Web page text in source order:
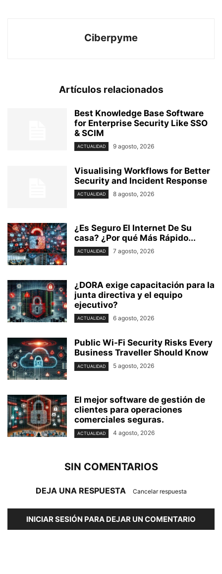
Ciberpyme
Artículos relacionados
Best Knowledge Base Software
for Enterprise Security Like SSO
& SCIM
ACTUALIDAD 9 agosto, 2026
Visualising Workflows for Better
Security and Incident Response
ACTUALIDAD 8 agosto, 2026
¿Es Seguro El Internet De Su
casa? ⁢¿Por qué Más Rápido...
ACTUALIDAD 7 agosto, 2026
¿DORA exige capacitación para la
junta directiva y el equipo
ejecutivo?
ACTUALIDAD 6 agosto, 2026
Public Wi-Fi Security Risks Every
Business Traveller Should Know
ACTUALIDAD 5 agosto, 2026
El mejor software de gestión de
clientes para operaciones
comerciales seguras.
ACTUALIDAD 4 agosto, 2026
SIN COMENTARIOS
DEJA UNA RESPUESTA Cancelar respuesta
INICIAR SESIÓN PARA DEJAR UN COMENTARIO